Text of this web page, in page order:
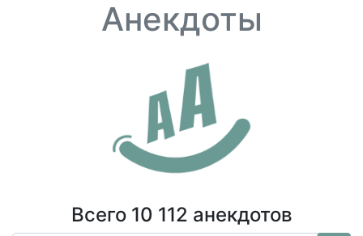
Анекдоты
Всего 10 112 анекдотов